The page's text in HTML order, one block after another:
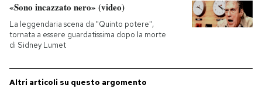
Economia
Sport
Altrecose
Mondiali calcio 2026
«Sono incazzato nero» (video)
La leggendaria scena da "Quinto potere",
tornata a essere guardatissima dopo la morte
di Sidney Lumet
Altri articoli su questo argomento